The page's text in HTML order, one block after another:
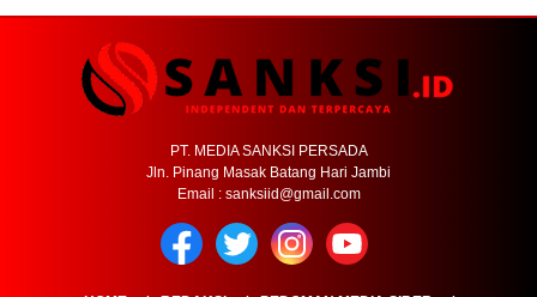
PT. MEDIA SANKSI PERSADA
Jln. Pinang Masak Batang Hari Jambi
Email : sanksiid@gmail.com